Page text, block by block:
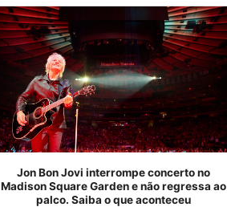
Jon Bon Jovi interrompe concerto no
Madison Square Garden e não regressa ao
palco. Saiba o que aconteceu